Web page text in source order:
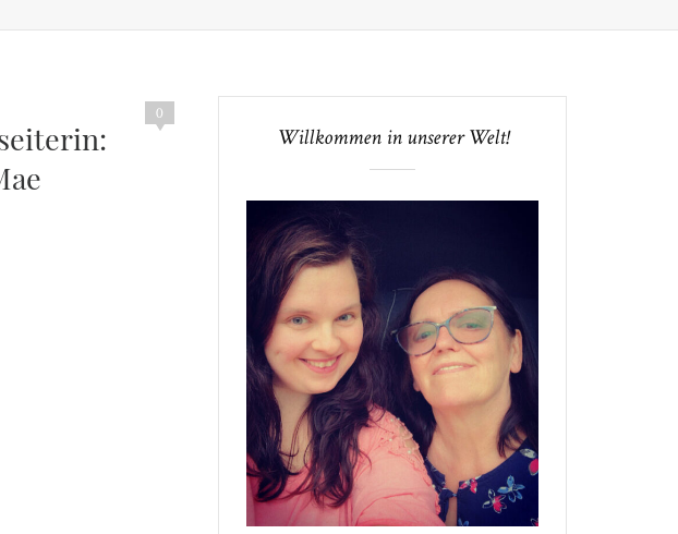
0
Willkommen in unserer Welt!